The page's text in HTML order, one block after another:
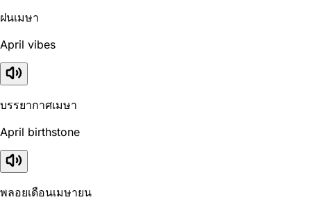
ฝนเมษา
April vibes
บรรยากาศเมษา
April birthstone
พลอยเดือนเมษายน